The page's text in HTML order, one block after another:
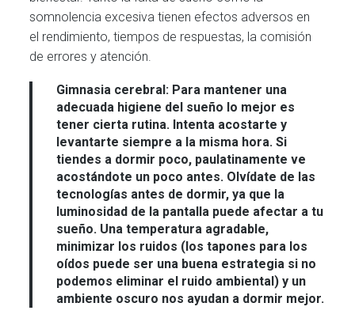
somnolencia excesiva tienen efectos adversos en
el rendimiento, tiempos de respuestas, la comisión
de errores y atención.
Gimnasia cerebral: Para mantener una
adecuada higiene del sueño lo mejor es
tener cierta rutina. Intenta acostarte y
levantarte siempre a la misma hora. Si
tiendes a dormir poco, paulatinamente ve
acostándote un poco antes. Olvídate de las
tecnologías antes de dormir, ya que la
luminosidad de la pantalla puede afectar a tu
sueño. Unatemperatura agradable,
minimizar los ruidos (los tapones para los
oídos puede ser una buena estrategia si no
podemos eliminar el ruido ambiental)y un
ambiente oscuro nos ayudan a dormir mejor.